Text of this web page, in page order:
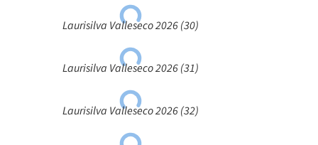
Laurisilva Valleseco 2026 (30)
Laurisilva Valleseco 2026 (31)
Laurisilva Valleseco 2026 (32)